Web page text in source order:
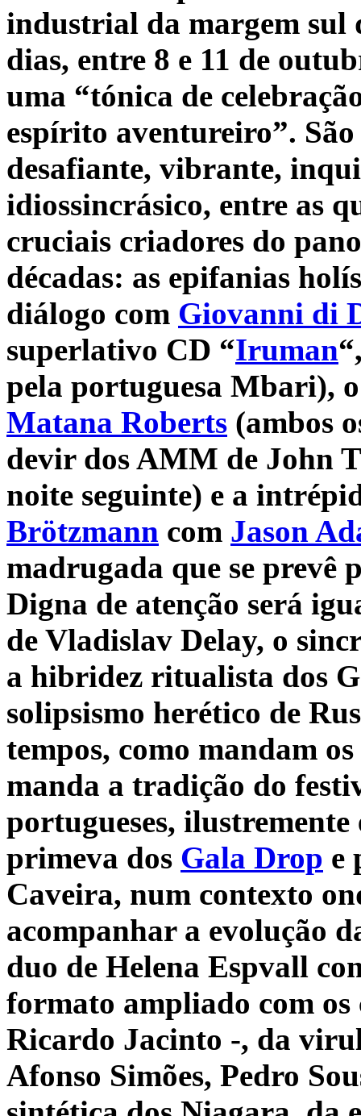
industrial da margem sul
dias, entre 8 e 11 de
uma “tónica de
espírito aventureiro”.
desafiante, vibrante,
idiossincrásico, entre as
cruciais criadores do
décadas: as epifanias
diálogo com Giovanni di
superlativo CD “Iruman
pela portuguesa Mbari),
Matana Roberts (ambos
devir dos AMM de John
noite seguinte) e a
Brötzmann com Jason
madrugada que se prevê
Digna de atenção será
de Vladislav Delay, o
a hibridez ritualista dos
solipsismo herético de
tempos, como mandam
manda a tradição do
portugueses,
primeva dos Gala Drop e
Caveira, num contexto
acompanhar a evolução
duo de Helena Espvall
formato ampliado com
Ricardo Jacinto -, da
Afonso Simões, Pedro